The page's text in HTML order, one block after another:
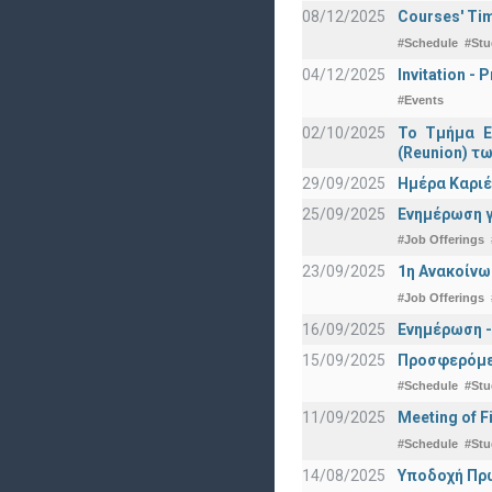
08/12/2025 Courses'
#Schedule
04/12/2025 Invitation -
#Events
02/10/2025
Το Τμήμα
(Reunion)
29/09/2025
Ημέρα
25/09/2025
Ενημέρωση
#Job Offerings
23/09/2025 1η
#Job Offerings
16/09/2025
Ενημέρωση
15/09/2025
#Schedule
11/09/2025 Meeting of
#Schedule
14/08/2025 Υποδοχή